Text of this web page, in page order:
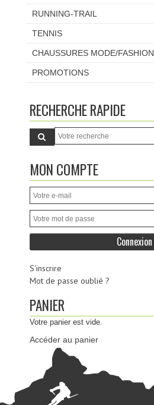
RUNNING-TRAIL
TENNIS
CHAUSSURES MODE/FASHION
PROMOTIONS
RECHERCHE RAPIDE
MON COMPTE
S'inscrire
Mot de passe oublié ?
PANIER
Votre panier est vide.
Accéder au panier